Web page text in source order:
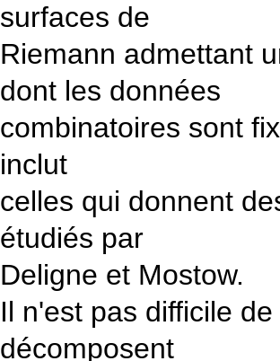
surfaces de
Riemann admettant
dont les données
combinatoires sont
inclut
celles qui donnent
étudiés par
Deligne et Mostow.
Il n'est pas difficile
décomposent